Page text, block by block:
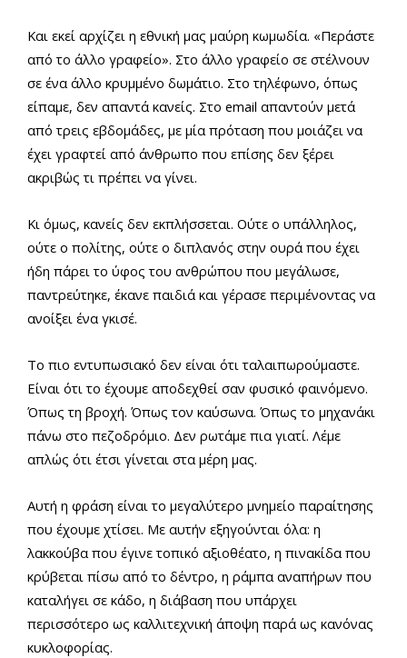
Και εκεί αρχίζει η εθνική μας μαύρη κωμωδία. «Περάστε
από το άλλο γραφείο». Στο άλλο γραφείο σε στέλνουν
σε ένα άλλο κρυμμένο δωμάτιο. Στο τηλέφωνο, όπως
είπαμε, δεν απαντά κανείς. Στο email απαντούν μετά
από τρεις εβδομάδες, με μία πρόταση που μοιάζει να
έχει γραφτεί από άνθρωπο που επίσης δεν ξέρει
ακριβώς τι πρέπει να γίνει.
Κι όμως, κανείς δεν εκπλήσσεται. Ούτε ο υπάλληλος,
ούτε ο πολίτης, ούτε ο διπλανός στην ουρά που έχει
ήδη πάρει το ύφος του ανθρώπου που μεγάλωσε,
παντρεύτηκε, έκανε παιδιά και γέρασε περιμένοντας να
ανοίξει ένα γκισέ.
Το πιο εντυπωσιακό δεν είναι ότι ταλαιπωρούμαστε.
Είναι ότι το έχουμε αποδεχθεί σαν φυσικό φαινόμενο.
Όπως τη βροχή. Όπως τον καύσωνα. Όπως το μηχανάκι
πάνω στο πεζοδρόμιο. Δεν ρωτάμε πια γιατί. Λέμε
απλώς ότι έτσι γίνεται στα μέρη μας.
Αυτή η φράση είναι το μεγαλύτερο μνημείο παραίτησης
που έχουμε χτίσει. Με αυτήν εξηγούνται όλα: η
λακκούβα που έγινε τοπικό αξιοθέατο, η πινακίδα που
κρύβεται πίσω από το δέντρο, η ράμπα αναπήρων που
καταλήγει σε κάδο, η διάβαση που υπάρχει
περισσότερο ως καλλιτεχνική άποψη παρά ως κανόνας
κυκλοφορίας.